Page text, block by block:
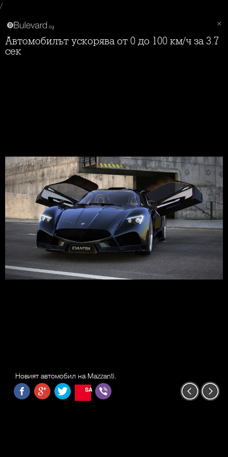
/
Автомобилът ускорява от 0 до 100 км/ч за 3.7
сек
Новият автомобил на Mazzanti.
SAVE